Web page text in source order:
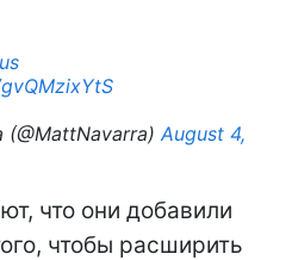
August 4,
что они добавили
чтобы расширить